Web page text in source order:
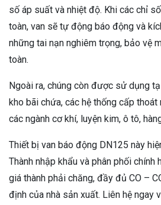
số áp suất và nhiệt độ. Khi các chỉ
toàn, van sẽ tự động báo động và
những tai nạn nghiêm trọng, bảo vệ
toàn.
Ngoài ra, chúng còn được sử dụng
kho bãi chứa, các hệ thống cấp
các ngành cơ khí, luyện kim, ô tô,
Thiết bị van báo động DN125 này
Thành nhập khẩu và phân phối
giá thành phải chăng, đầy đủ CO –
định của nhà sản xuất. Liên hệ ngay